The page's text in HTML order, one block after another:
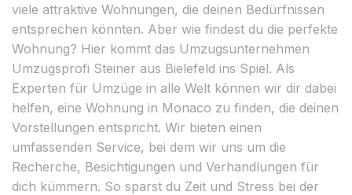
viele attraktive Wohnungen, die deinen Bedürfnissen
entsprechen könnten. Aber wie findest du die perfekte
Wohnung? Hier kommt das Umzugsunternehmen
Umzugsprofi Steiner aus Bielefeld ins Spiel. Als
Experten für Umzüge in alle Welt können wir dir dabei
helfen, eine Wohnung in Monaco zu finden, die deinen
Vorstellungen entspricht. Wir bieten einen
umfassenden Service, bei dem wir uns um die
Recherche, Besichtigungen und Verhandlungen für
dich kümmern. So sparst du Zeit und Stress bei der